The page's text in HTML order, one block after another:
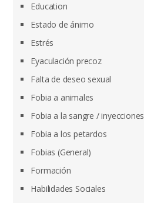
Education
Estado de ánimo
Estrés
Eyaculación precoz
Falta de deseo sexual
Fobia a animales
Fobia a la sangre / inyecciones
Fobia a los petardos
Fobias (General)
Formación
Habilidades Sociales